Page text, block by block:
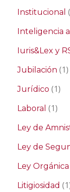
Institucional
Inteligencia
Iuris&Lex y
Jubilación (1)
Jurídico (1)
Laboral (1)
Ley de
Ley de
Ley
Litigiosidad